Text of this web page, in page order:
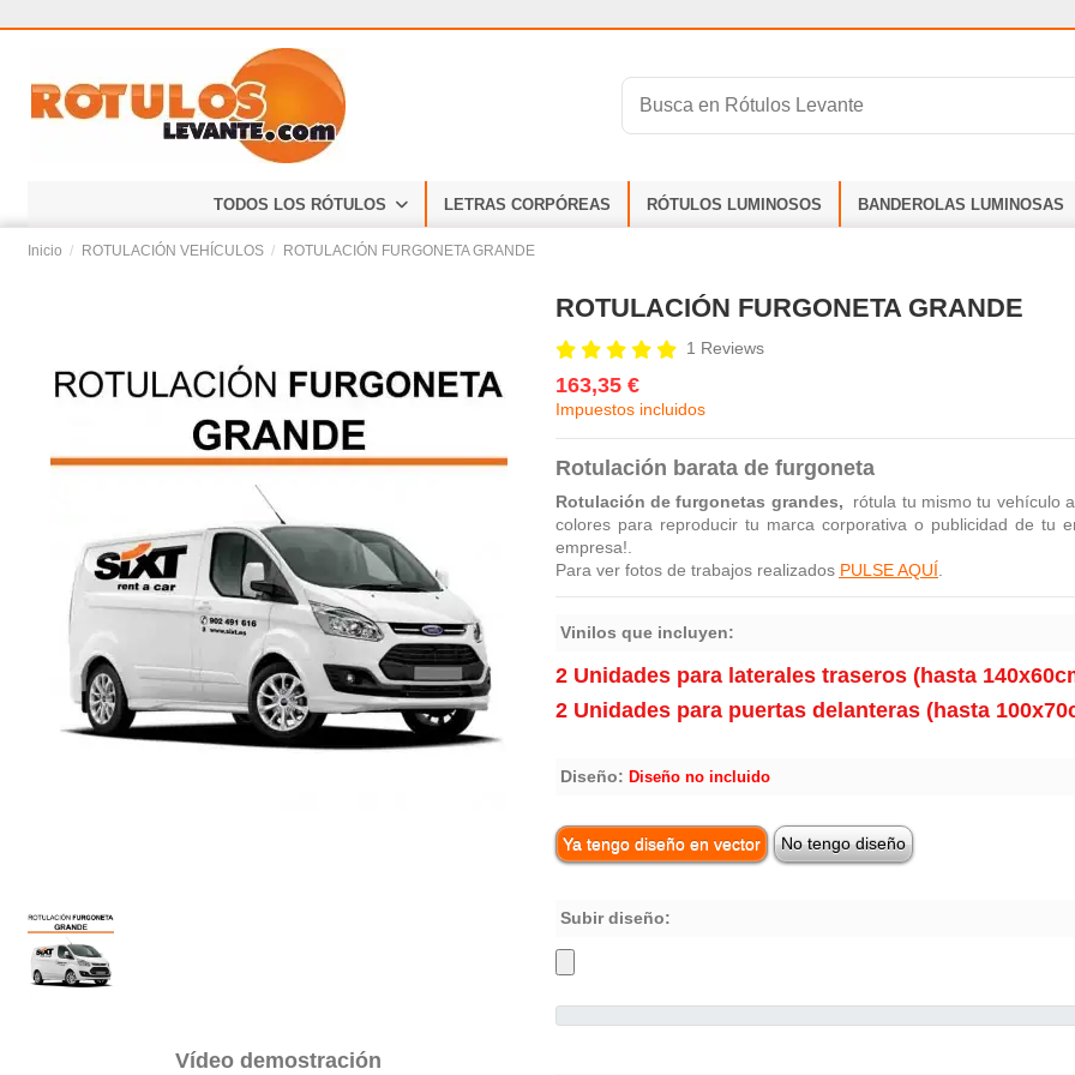
TODOS LOS RÓTULOS LETRAS CORPÓREAS RÓTULOS LUMINOSOS BANDEROLAS LUMINOSAS
Inicio ROTULACIÓN VEHÍCULOS ROTULACIÓN FURGONETA GRANDE
Vídeo demostración
ROTULACIÓN FURGONETA GRANDE
1 Reviews
163,35 €
Impuestos incluidos
Rotulación barata de furgoneta
Rotulación de furgonetas grandes, rótula tu mismo tu vehículo
colores para reproducir tu marca corporativa o publicidad de tu
empresa!.
Para ver fotos de trabajos realizados PULSE AQUÍ
Vinilos que incluyen:
2 Unidades para laterales traseros (hasta
2 Unidades para puertas delanteras (hasta
Diseño: Diseño no incluido
Ya tengo diseño en vector No tengo diseño
Subir diseño: